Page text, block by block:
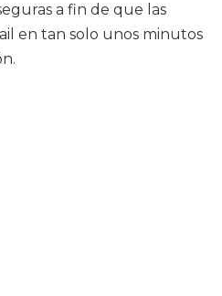
a fin de que las
en tan solo unos minutos